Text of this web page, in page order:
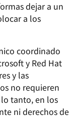
dejar a un
a los
coordinado
y Red Hat
y las
no requieren
tanto, en los
ni derechos de